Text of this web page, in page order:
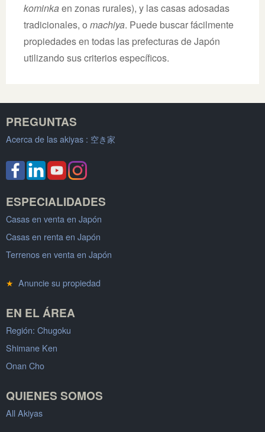
kominkaen zonas rurales), y las casas adosadas
tradicionales, o machiya. Puede buscar fácilmente
propiedades en todas las prefecturas de Japón
utilizando sus criterios específicos.
PREGUNTAS
Acerca de las akiyas : 空き家
ESPECIALIDADES
Casas en venta en Japón
Casas en renta en Japón
Terrenos en venta en Japón
★ Anuncie su propiedad
EN EL ÁREA
Región: Chugoku
Shimane Ken
Onan Cho
QUIENES SOMOS
All Akiyas